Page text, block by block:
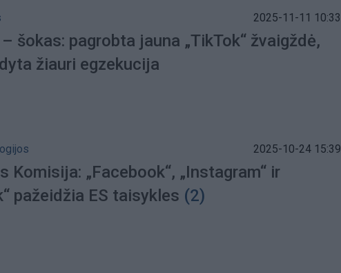
2025-11-11 10:33
šokas: pagrobta jauna „TikTok“ žvaigždė,
žiauri egzekucija
2025-10-24 15:39
Komisija: „Facebook“, „Instagram“ ir
pažeidžia ES taisykles (2)